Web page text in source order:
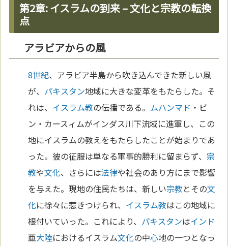
第2章: イスラムの到来 – 文化と宗教の転換
点
アラビアからの風
8世紀、アラビア半島から吹き込んできた新しい風
が、 パキスタン地域に大きな変革をもたらした。そ
れは、 イスラム教の伝播である。 ムハンマド ・ビ
ン・カースィムがインダス川下流域に進軍し、この
地にイスラムの教えをもたらしたことが始まりであ
った。彼の征服は単なる軍事的勝利に留まらず、 宗
教や文化、さらには法律や社会のあり方にまで影響
を与えた。現地の住民たちは、新しい宗教とその文
化に徐々に惹きつけられ、 イスラム教はこの地域に
根付いていった。これにより、 パキスタンはインド
亜大陸におけるイスラム文化の中心地の一つとなっ